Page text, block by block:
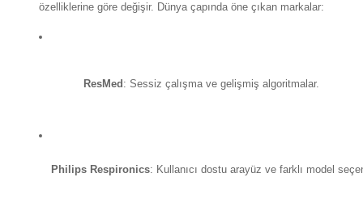
özelliklerine göre değişir. Dünya çapında öne çıkan markalar:
ResMed : Sessiz çalışma ve gelişmiş algoritmalar.
Philips Respironics: Kullanıcı dostu arayüz ve farklı model